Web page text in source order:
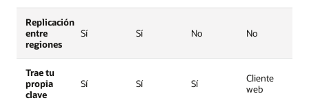
Replicación
entre
regiones
Sí Sí No No
Trae tu
propia
clave
Sí Sí Sí
Cliente
web